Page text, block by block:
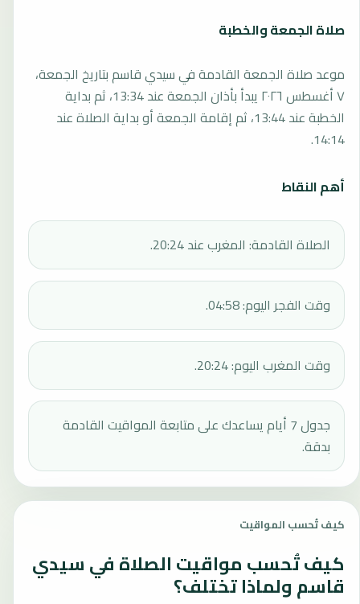
صلاة الجمعة والخطبة
موعد صلاة الجمعة القادمة في سيدي قاسم بتاريخ الجمعة،
٧ أغسطس ٢٠٢٦ يبدأ بأذان الجمعة عند 13:34، ثم بداية
الخطبة عند 13:44، ثم إقامة الجمعة أو بداية الصلاة عند
14:14.
أهم النقاط
الصلاة القادمة: المغرب عند 20:24.
وقت الفجر اليوم: 04:58.
وقت المغرب اليوم: 20:24.
جدول 7 أيام يساعدك على متابعة المواقيت القادمة
بدقة.
كيف تُحسب المواقيت
كيف تُحسب مواقيت الصلاة في سيدي
قاسم ولماذا تختلف؟